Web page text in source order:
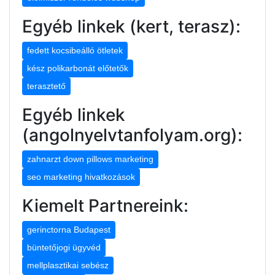
Egyéb linkek (kert, terasz):
fedett kocsibeálló ötletek
kész polikarbonát előtetők
terasztető
Egyéb linkek
(angolnyelvtanfolyam.org):
zahnarzt down pillows marketing
seo marketing hivatkozások
Kiemelt Partnereink:
gerinctorna Budapest
büntetőjogi ügyvéd
mellplasztikai sebész